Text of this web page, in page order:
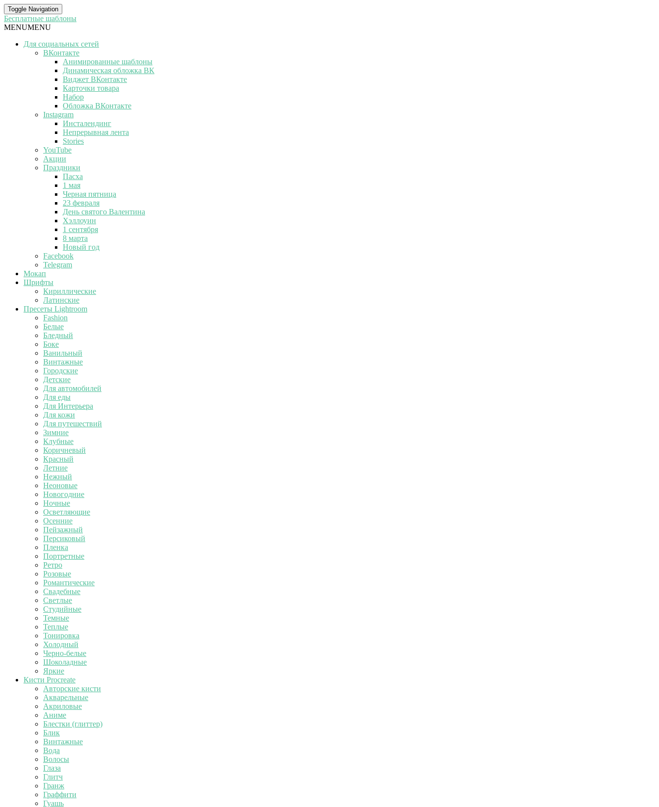
Toggle Navigation
Бесплатные шаблоны
MENUMENU
Для социальных сетей
ВКонтакте
Анимированные шаблоны
Динамическая обложка ВК
Виджет ВКонтакте
Карточки товара
Набор
Обложка ВКонтакте
Instagram
Инсталендинг
Непрерывная лента
Stories
YouTube
Акции
Праздники
Пасха
1 мая
Черная пятница
23 февраля
День святого Валентина
Хэллоуин
1 сентября
8 марта
Новый год
Facebook
Telegram
Мокап
Шрифты
Кириллические
Латинские
Пресеты Lightroom
Fashion
Белые
Бледный
Боке
Ванильный
Винтажные
Городские
Детские
Для автомобилей
Для еды
Для Интерьера
Для кожи
Для путешествий
Зимние
Клубные
Коричневый
Красный
Летние
Нежный
Неоновые
Новогодние
Ночные
Осветляющие
Осенние
Пейзажный
Персиковый
Пленка
Портретные
Ретро
Розовые
Романтические
Свадебные
Светлые
Студийные
Темные
Теплые
Тонировка
Холодный
Черно-белые
Шоколадные
Яркие
Кисти Procreate
Авторские кисти
Акварельные
Акриловые
Аниме
Блестки (глиттер)
Блик
Винтажные
Вода
Волосы
Глаза
Глитч
Гранж
Граффити
Гуашь